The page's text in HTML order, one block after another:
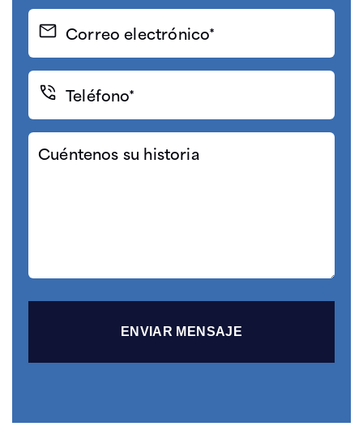
Correo
electrónico
Teléfono*
(Required)
Cuéntenos
su